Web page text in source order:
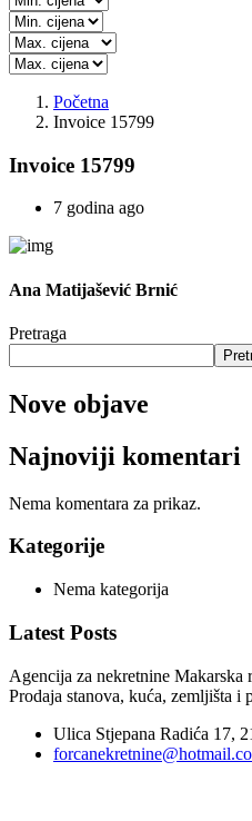
Početna
Invoice 15799
Invoice 15799
7 godina ago
Ana Matijašević Brnić
Pretraga
Nove objave
Najnoviji komentari
Nema komentara za prikaz.
Kategorije
Nema kategorija
Latest Posts
Agencija za nekretnine Makarska
Prodaja stanova, kuća, zemljišta
Ulica Stjepana Radića 17,